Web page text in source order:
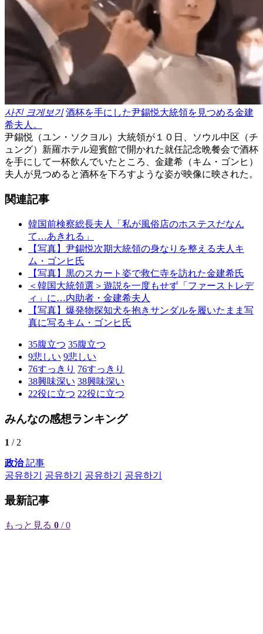
사진 크게보기 酒杯を手にした尹錫悦大統領を見つめる金建
希夫人。
尹錫悦（ユン・ソクヨル）大統領が１０日、ソウル中区（チ
ュング）新羅ホテル迎賓館で開かれた就任記念晩餐会で酒杯
を手にして一杯飲んでいたところ、金建希（キム・ゴンヒ）
夫人が見つめると酒杯を下ろすような姿が映像に映された。
関連記事
韓国前検察総長夫人「私が風俗店のホステスだなん
て…あきれる」
【写真】尹錫悦次期大統領の身なりを整える夫人キ
ム・ゴンヒ氏
【写真】黒のスカート姿で救仁寺を訪れた金建希氏
＜韓国大統領選＞遊説を一度もせず「ファーストレデ
ィ」に…内助者・金建希夫人
【写真】爆発物探知犬を抱きサンダルを履いたまま写
真に写るキム・ゴンヒ氏
35腹立つ 35腹立つ
9悲しい 9悲しい
76すっきり 76すっきり
38興味深い 38興味深い
22役に立つ 22役に立つ
みんなの感想ランキング
1 / 2
政治記事
공유하기
공유하기 공유하기 공유하기
最新記事
もっと見る 0 / 0